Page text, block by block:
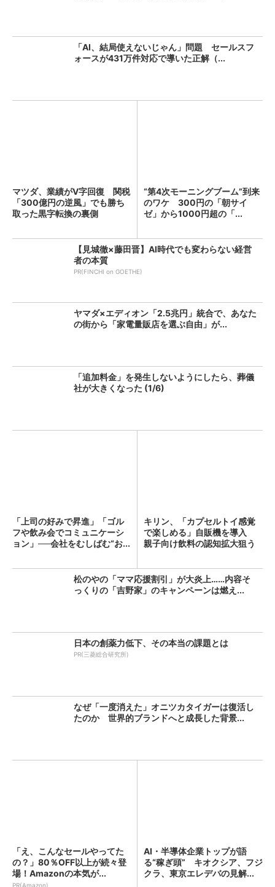
「AI、結局使えないじゃん」問題 セールスフ
ォースが431万件対応で導いた正解（...
マツダ、業績がV字回復 関税
「300億円の逆風」でも勝ち
取った黒字転換の裏側
“第4次モーニングブーム”到来
のワケ 300円の「朝サイ
ゼ」から1000円超の「...
【見城徹×藤田晋】AI時代でも変わらない経営
者の本質
PR(FINCHI on GOETHE)
ヤマダ×エディオン「2.5兆円」統合で、あなた
の街から「家電量販店を選ぶ自由」が...
「追加料金」を発生しないようにしたら、葬儀
社が大きくなった (1/6)
「上司の好みで昇進」「ゴル
フや飲み会でコミュニケーシ
ョン」──会社をむしばむ“お...
キリン、「カプセルトイ感覚
で楽しめる」自販機を導入
親子向け飲料の認知拡大狙う
松のやの「ママ応援割引」が大炎上……内容そ
っくりの「吉野家」のキャンペーンは燃え...
日本の創薬力低下、その本当の課題とは
PR(三菱総合研究所)
なぜ「一度消えた」オニツカタイガーは復活し
たのか 世界的ブランドへと成長した背景...
「え、こんなセールやってた
の？」80％OFF以上が続々登
場！Amazonの本気が...
PR(Amazon)
AI・半導体企業トップが語
る“稼ぎ頭” キオクシア、フジ
クラ、東京エレデバの見解...